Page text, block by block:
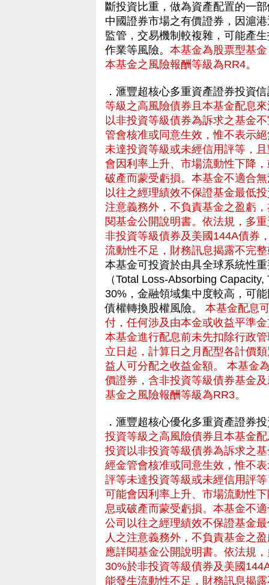
斷投資比重，做為資產配置的一
中國證券市場之有價證券，因滬
監管，交易機制較複雜，可能產
作業等風險。 本基金為股票型基
本基金之風險報酬等級為RR4。
．滙豐超核心多重資產證券投資
等級之高風險債券且本基金配息
以非投資等級債券為訴求之基金
管會核准或同意生效，惟不表示
未達投資等級或未經信用評等，
會因利率上升、市場流動性下降
破產而蒙受虧損。本基金不適合
以往之經理績效不保證基金最低
注意義務外，不負責基金之盈虧
閱基金公開說明書。依法規，多
非投資等級債券及美國144A債券
流動性不足，財務訊息揭露不完
本基金可投資於由具全球系統性
（Total Loss-Absorbing
30%，金融領域集中度較高，可
債權轉換股權風險。 本基金配息
付，任何涉及由本金或收益平準
本基金進行配息前未先扣除行政
立日起，計算日之月配型各計價
益人可分配之收益金額。 本基金
價證券，含非投資等級債券基金
基金之風險報酬等級為RR3。
．滙豐超核心優化多重資產證券
投資等級之高風險債券且本基金
投資以非投資等級債券為訴求之
經金管會核准或同意生效，惟不
評等未達投資等級或未經信用評
可能會因利率上升、市場流動性
息或破產而蒙受虧損。本基金不
公司以往之經理績效不保證基金
人之注意義務外，不負責基金之
應詳閱基金公開說明書。依法規
30%於非投資等級債券及美國
能發生流動性不足，財務訊息揭